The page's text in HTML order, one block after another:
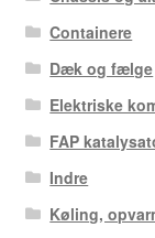
Containere
Dæk og fælge
Elektriske
FAP
Indre
Køling,